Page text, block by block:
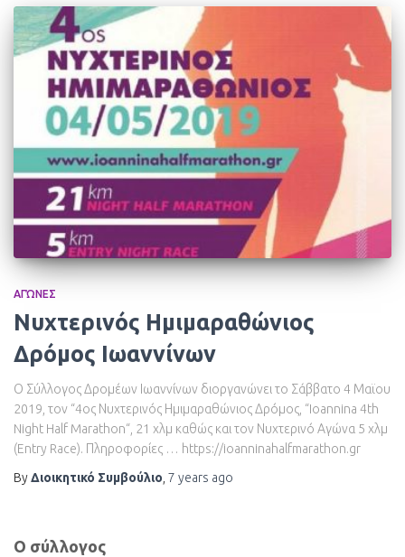
ΑΓΏΝΕΣ
Νυχτερινός Ημιμαραθώνιος
Δρόμος Ιωαννίνων
Ο Σύλλογος Δρομέων Ιωαννίνων διοργανώνει το Σάββατο 4 Μαϊου
2019, τον “4oς Νυχτερινός Ημιμαραθώνιος Δρόμος, “Ioannina 4th
Night Half Marathon“, 21 χλμ καθώς και τον Νυχτερινό Αγώνα 5 χλμ
(Entry Race). Πληροφορίες … https://ioanninahalfmarathon.gr
ByΔιοικητικό Συμβούλιο 7 years ago
Ο σύλλογος